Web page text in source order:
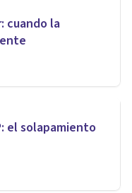
cuando la
el solapamiento